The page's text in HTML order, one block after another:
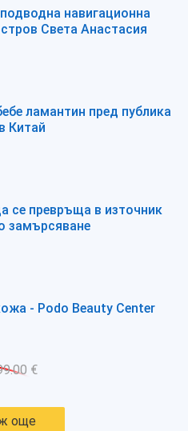
навигационна
Света Анастасия
ламантин пред публика
Китай
се превръща в източник
замърсяване
- Podo Beauty Center
€
още